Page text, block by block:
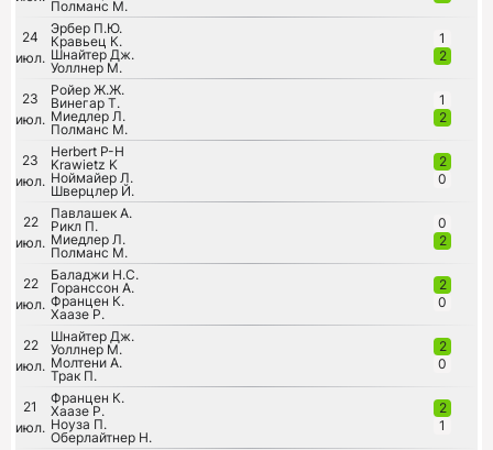
Полманс М.
24
июл.
Эрбер П.Ю.
Кравьец К.
Шнайтер Дж.
Уоллнер М.
1
2
23
июл.
Ройер Ж.Ж.
Винегар Т.
Миедлер Л.
Полманс М.
1
2
23
июл.
Herbert P-H
Krawietz K
Ноймайер Л.
Шверцлер Й.
2
0
22
июл.
Павлашек А.
Рикл П.
Миедлер Л.
Полманс М.
0
2
22
июл.
Баладжи Н.С.
Горанссон А.
Францен К.
Хаазе Р.
2
0
22
июл.
Шнайтер Дж.
Уоллнер М.
Молтени А.
Трак П.
2
0
21
июл.
Францен К.
Хаазе Р.
Ноуза П.
Оберлайтнер Н.
2
1